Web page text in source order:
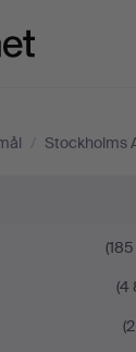
/ Stockholms
(4